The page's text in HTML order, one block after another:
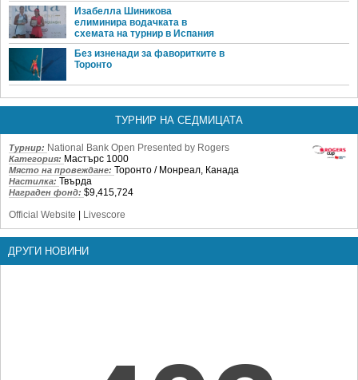
Изабелла Шиникова
елиминира водачката в
схемата на турнир в Испания
Без изненади за фаворитките в
Торонто
ТУРНИР НА СЕДМИЦАТА
Турнир: National Bank Open Presented by Rogers
Категория: Мастърс 1000
Място на провеждане: Торонто / Монреал, Канада
Настилка: Твърда
Награден фонд: $9,415,724
Official Website | Livescore
ДРУГИ НОВИНИ